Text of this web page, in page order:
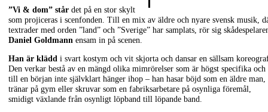
”Vi & dom” står det på en stor skylt
som projiceras i scenfonden. Till en mix av äldre och nyare svensk musik,
textrader med orden ”land” och ”Sverige” har samplats, rör sig
Daniel Goldmann ensam in på scenen.
Han är klädd i svart kostym och vit skjorta och dansar en sällsam
Den verkar bestå av en mängd olika mimrörelser som är högst specifika och
till en början inte självklart hänger ihop – han hasar böjd som en äldre man,
tränar på gym eller skruvar som en fabriksarbetare på osynliga föremål,
smidigt växlande från osynligt löpband till löpande band.